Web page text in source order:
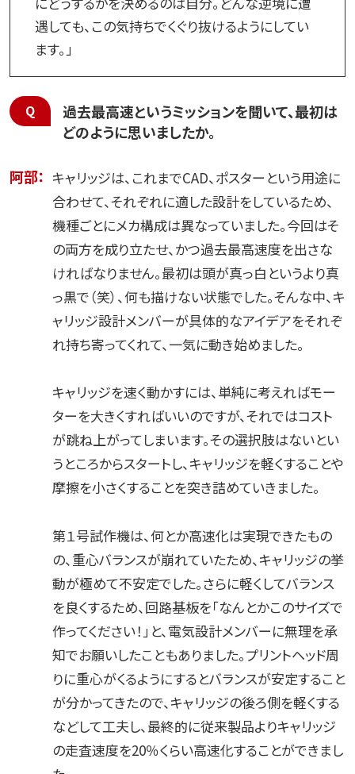
遇しても、この気持ちでくぐり抜けるようにしてい
ます。」
過去最高速というミッションを聞いて、最初は
どのように思いましたか。
阿部： キャリッジは、これまでCAD、ポスターという用途に
合わせて、それぞれに適した設計をしているため、
機種ごとにメカ構成は異なっていました。今回はそ
の両方を成り立たせ、かつ過去最高速度を出さな
ければなりません。最初は頭が真っ白というより真
っ黒で（笑）、何も描けない状態でした。そんな中、キ
ャリッジ設計メンバーが具体的なアイデアをそれぞ
れ持ち寄ってくれて、一気に動き始めました。
キャリッジを速く動かすには、単純に考えればモー
ターを大きくすればいいのですが、それではコスト
が跳ね上がってしまいます。その選択肢はないとい
うところからスタートし、キャリッジを軽くすることや
摩擦を小さくすることを突き詰めていきました。
第１号試作機は、何とか高速化は実現できたもの
の、重心バランスが崩れていたため、キャリッジの挙
動が極めて不安定でした。さらに軽くしてバランス
を良くするため、回路基板を「なんとかこのサイズで
作ってください！」と、電気設計メンバーに無理を承
知でお願いしたこともありました。プリントヘッド周
りに重心がくるようにするとバランスが安定すること
が分かってきたので、キャリッジの後ろ側を軽くする
などして工夫し、最終的に従来製品よりキャリッジ
の走査速度を20％くらい高速化することができまし